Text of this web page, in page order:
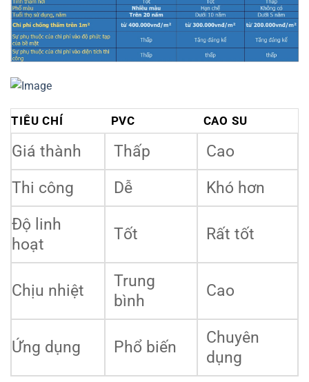
TIÊU CHÍ PVC CAO SU
Giá thành Thấp
Cao
Thi công
Dễ
Khó hơn
Độ linh
hoạt
Tốt Rất tốt
Chịu nhiệt
Trung
bình
Cao
Ứng dụng Phổ biến
Chuyên
dụng